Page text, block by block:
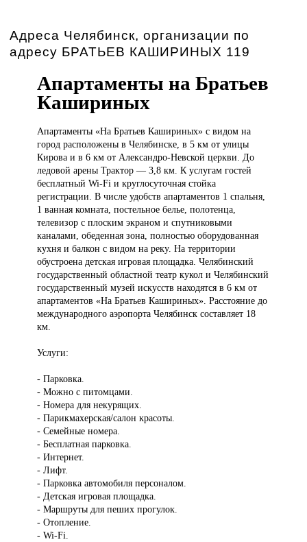
Адреса Челябинск, организации по
адресу БРАТЬЕВ КАШИРИНЫХ 119
Апартаменты на Братьев
Кашириных
Апартаменты «НаБратьев Кашириных» с видом на
город расположены в Челябинске, в 5 км от улицы
Кирова и в 6 км от Александро-Невской церкви. До
ледовой арены Трактор — 3,8 км. К услугам гостей
бесплатный Wi-Fi и круглосуточная стойка
регистрации. В числе удобств апартаментов 1 спальня,
1 ванная комната, постельное белье, полотенца,
телевизор с плоским экраном и спутниковыми
каналами, обеденная зона, полностью оборудованная
кухня и балкон с видом на реку. На территории
обустроена детская игровая площадка. Челябинский
государственный областной театр кукол и Челябинский
государственный музей искусств находятся в 6 км от
апартаментов «На Братьев Кашириных». Расстояние до
международного аэропорта Челябинск составляет 18
км.
Услуги:
- Парковка.
- Можно с питомцами.
- Номера для некурящих.
- Парикмахерская/салон красоты.
- Семейные номера.
- Бесплатная парковка.
- Интернет.
- Лифт.
- Парковка автомобиля персоналом.
- Детская игровая площадка.
- Маршруты для пеших прогулок.
- Отопление.
- Wi-Fi.